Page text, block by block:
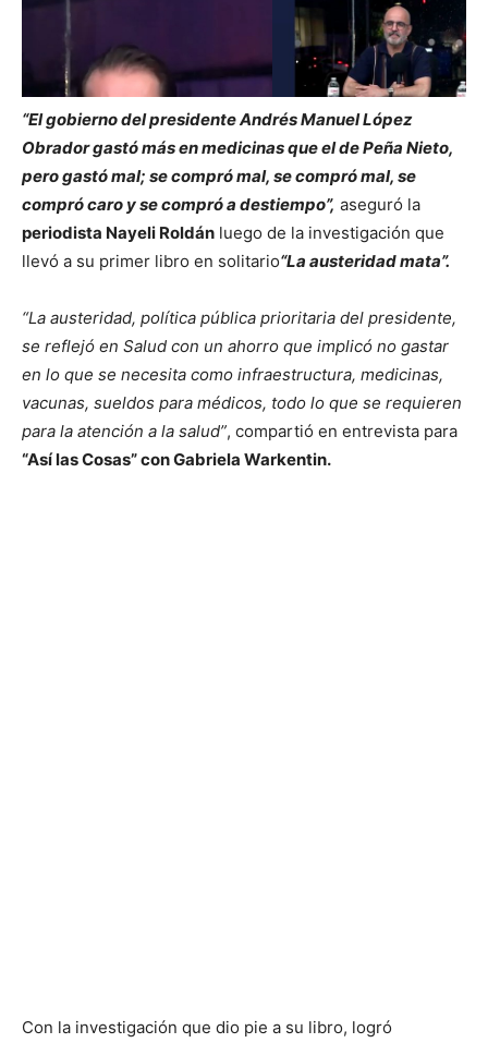
“El gobierno del presidente Andrés Manuel López
Obrador gastó más en medicinas que el de Peña Nieto,
pero gastó mal; se compró mal, se compró mal, se
compró caro y se compró a destiempo”, aseguró la
periodista Nayeli Roldán luego de la investigación que
llevó a su primer libro en solitario“La austeridad mata”.
“La austeridad, política pública prioritaria del presidente,
se reflejó en Salud con un ahorro que implicó no gastar
en lo que se necesita como infraestructura, medicinas,
vacunas, sueldos para médicos, todo lo que se requieren
para la atención a la salud”, compartió en entrevista para
“Así las Cosas” con Gabriela Warkentin.
Con la investigación que dio pie a su libro, logró